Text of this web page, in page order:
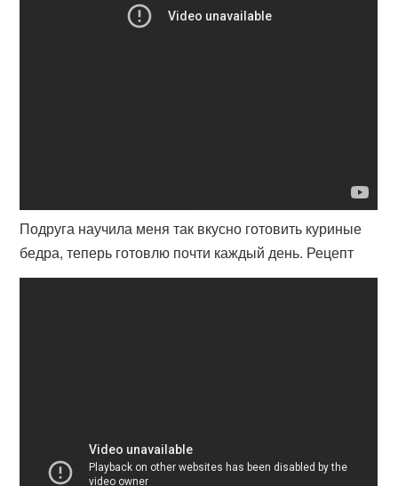
Подруга научила меня так вкусно готовить куриные
бедра, теперь готовлю почти каждый день. Рецепт